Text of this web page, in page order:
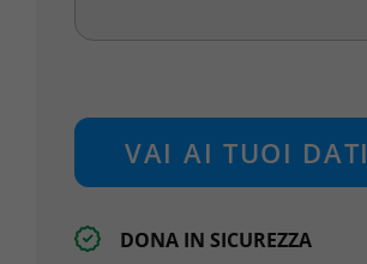
VAI AI TUOI DATI
DONA IN SICUREZZA